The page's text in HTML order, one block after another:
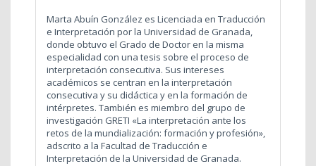
Marta Abuín González es Licenciada en Traducción
e Interpretación por la Universidad de Granada,
donde obtuvo el Grado de Doctor en la misma
especialidad con una tesis sobre el proceso de
interpretación consecutiva. Sus intereses
académicos se centran en la interpretación
consecutiva y su didáctica y en la formación de
intérpretes. También es miembro del grupo de
investigación GRETI «La interpretación ante los
retos de la mundialización: formación y profesión»,
adscrito a la Facultad de Traducción e
Interpretación de la Universidad de Granada.